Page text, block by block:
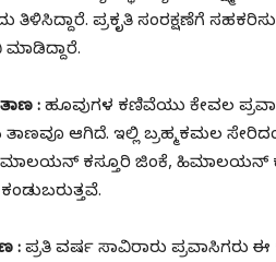
ತಿಳಿಸಿದ್ದಾರೆ. ಪ್ರಕೃತಿ ಸಂರಕ್ಷಣೆಗೆ
: ಹೂವುಗಳ ಕಣಿವೆಯು ಕೇವಲ
ತಾಣವೂ ಆಗಿದೆ. ಇಲ್ಲಿ ಬ್ರಹ್ಮಕಮಲ
ಕಸ್ತೂರಿ ಜಿಂಕೆ, ಹಿಮಾಲಯನ್
: ಪ್ರತಿ ವರ್ಷ ಸಾವಿರಾರು ಪ್ರವಾಸಿಗರು